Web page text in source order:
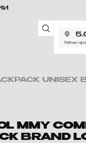
UNISEX
MMY
BRAND